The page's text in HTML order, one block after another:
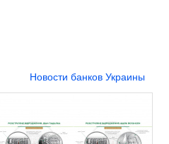
Новости банков Украины